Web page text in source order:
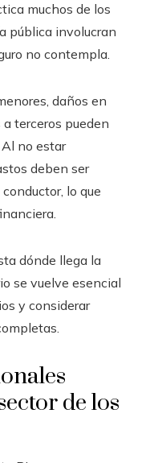
muchos de los
pública involucran
no contempla.
daños en
terceros pueden
no estar
deben ser
lo que
dónde llega la
se vuelve esencial
y considerar
de los